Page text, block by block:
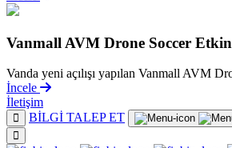
Vanmall AVM Drone Soccer
Vanda yeni açılışı yapılan Vanmall AVM
İncele
İletişim
BİLGİ TALEP ET